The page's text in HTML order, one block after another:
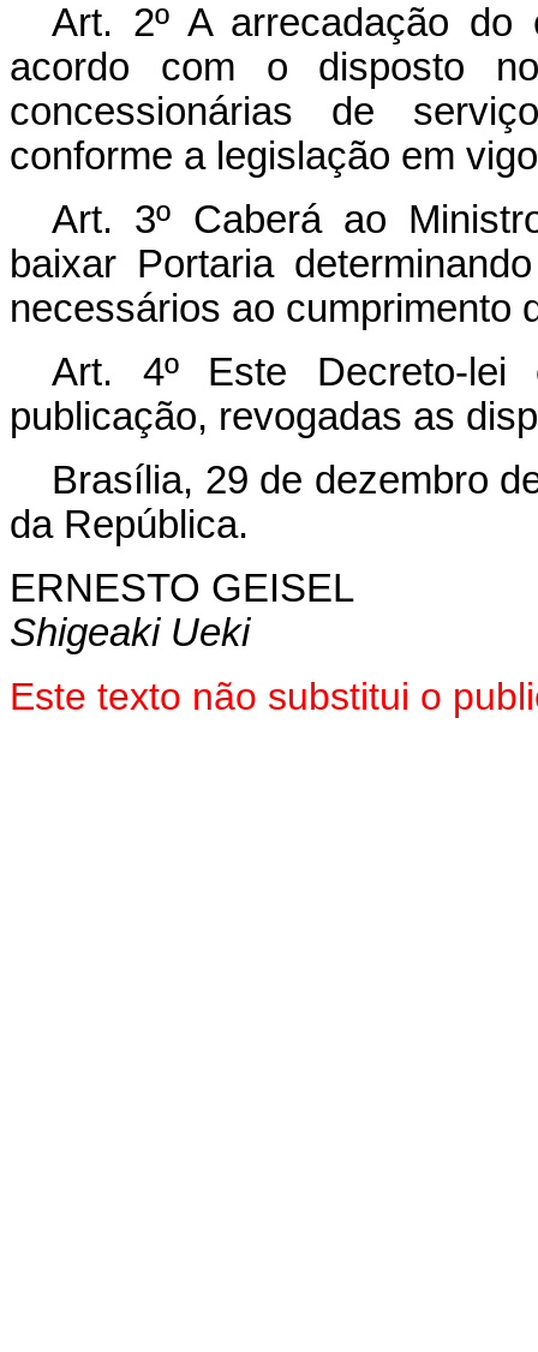
Art. 2º A arrecadação do
acordo com o disposto
concessionárias de
conforme a legislação em
Art. 3º Caberá ao
baixar Portaria
necessários ao cumprimento
Art. 4º Este Decreto-
publicação, revogadas as
Brasília, 29 de dezembro
da República.
ERNESTO GEISEL
Shigeaki Ueki
Este texto não substitui o